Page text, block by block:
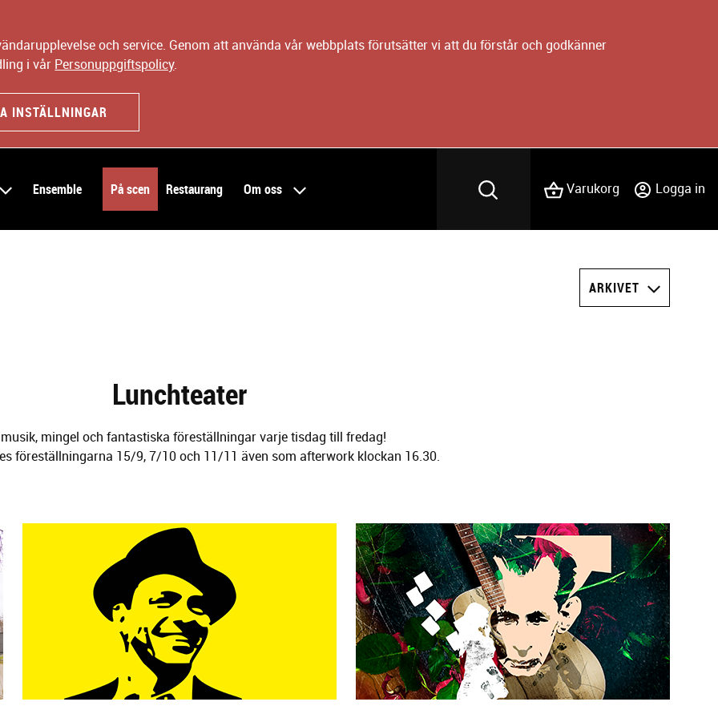
och service. Genom att använda vår webbplats förutsätter vi att du förstår och godkänner
i vår Personuppgiftspolicy.
INSTÄLLNINGAR
Varukorg Logga in
Ensemble På scen Restaurang Om oss
ARKIVET
Lunchteater
mingel och fantastiska föreställningar varje tisdag till fredag!
föreställningarna 15/9, 7/10 och 11/11 även som afterwork klockan 16.30.